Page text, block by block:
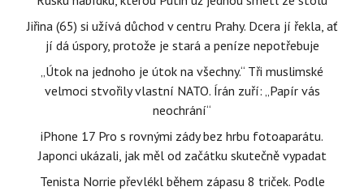
Jiřina (65) si užívá důchod v centru Prahy. Dcera jí řekla, ať
jí dá úspory, protože je stará a peníze nepotřebuje
„Útok na jednoho je útok na všechny.“ Tři muslimské
velmoci stvořily vlastní NATO. Írán zuří: „Papír vás
neochrání“
iPhone 17 Pro s rovnými zády bez hrbu fotoaparátu.
Japonci ukázali, jak měl od začátku skutečně vypadat
Tenista Norrie převlékl během zápasu 8 triček. Podle